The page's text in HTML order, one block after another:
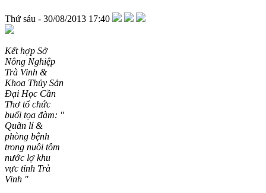
Thứ sáu - 30/08/2013 17:40
Kết hợp Sở
Nông Nghiệp
Trà Vinh &
Khoa Thủy Sản
Đại Học Cần
Thơ tổ chức
buổi tọa đàm: "
Quãn lí &
phòng bệnh
trong nuôi tôm
nước lợ khu
vực tỉnh Trà
Vinh "